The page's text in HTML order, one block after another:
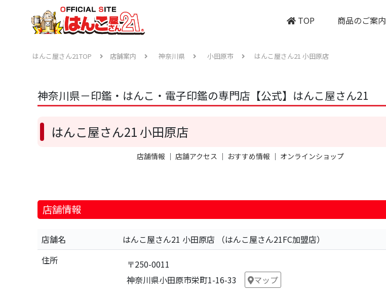
TOP 商品のご案内
はんこ屋さん21TOP 店舗案内 神奈川県 小田原市 はんこ屋さん21 小田原店
神奈川県－印鑑・はんこ・電子印鑑の専門店【公式】はんこ屋さん21
はんこ屋さん21 小田原店
店舗情報 ｜ 店舗アクセス ｜ おすすめ情報 ｜ オンラインショップ
店舗情報
店舗名 はんこ屋さん21 小田原店
（はんこ屋さん21FC加盟店）
住所
〒250-0011
神奈川県小田原市栄町1-16-33
マップ